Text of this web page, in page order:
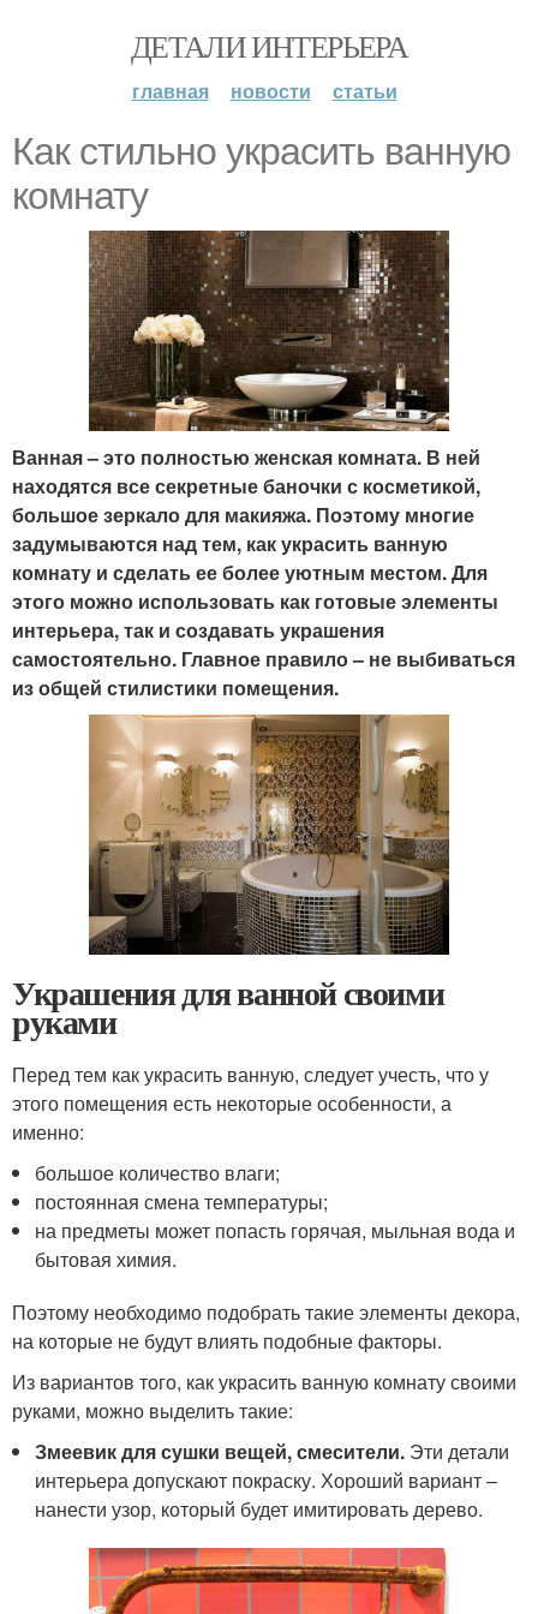
ДЕТАЛИ ИНТЕРЬЕРА
главная новости статьи
Как стильно украсить ванную
комнату
Ванная – это полностью женская комната. В ней
находятся все секретные баночки с косметикой,
большое зеркало для макияжа. Поэтому многие
задумываются над тем, как украсить ванную
комнату и сделать ее более уютным местом. Для
этого можно использовать как готовые элементы
интерьера, так и создавать украшения
самостоятельно. Главное правило – не выбиваться
из общей стилистики помещения.
Украшения для ванной своими
руками
Перед тем как украсить ванную, следует учесть, что у
этого помещения есть некоторые особенности, а
именно:
большое количество влаги;
постоянная смена температуры;
на предметы может попасть горячая, мыльная вода и
бытовая химия.
Поэтому необходимо подобрать такие элементы декора,
на которые не будут влиять подобные факторы.
Из вариантов того, как украсить ванную комнату своими
руками, можно выделить такие:
Змеевик для сушки вещей, смесители. Эти детали
интерьера допускают покраску. Хороший вариант –
нанести узор, который будет имитировать дерево.